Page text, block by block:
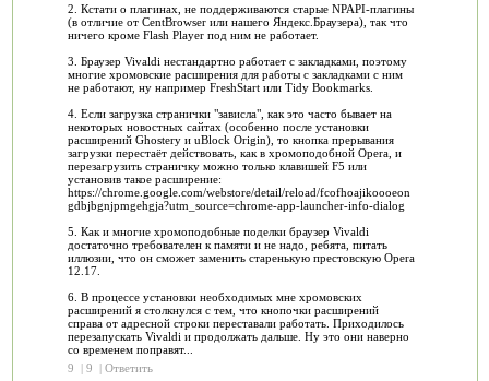
2. Кстати о плагинах, не поддерживаются старые NPAPI-плагины
(в отличие от CentBrowser или нашего Яндекс.Браузера), так что
ничего кроме Flash Player под ним не работает.
3. Браузер Vivaldi нестандартно работает с закладками, поэтому
многие хромовские расширения для работы с закладками с ним
не работают, ну например FreshStart или Tidy Bookmarks.
4. Если загрузка странички "зависла", как это часто бывает на
некоторых новостных сайтах (особенно после установки
расширений Ghostery и uBlock Origin), то кнопка прерывания
загрузки перестаёт действовать, как в хромоподобной Opera, и
перезагрузить страничку можно только клавишей F5 или
установив такое расширение:
https://chrome.google.com/webstore/detail/reload/fcofhoajikoooeon
gdbjbgnjpmgehgja?utm_source=chrome-app-launcher-info-dialog
5. Как и многие хромоподобные поделки браузер Vivaldi
достаточно требователен к памяти и не надо, ребята, питать
иллюзии, что он сможет заменить старенькую престовскую Opera
12.17.
6. В процессе установки необходимых мне хромовских
расширений я столкнулся с тем, что кнопочки расширений
справа от адресной строки переставали работать. Приходилось
перезапускать Vivaldi и продолжать дальше. Ну это они наверно
со временем поправят...
9
| 9 | Ответить